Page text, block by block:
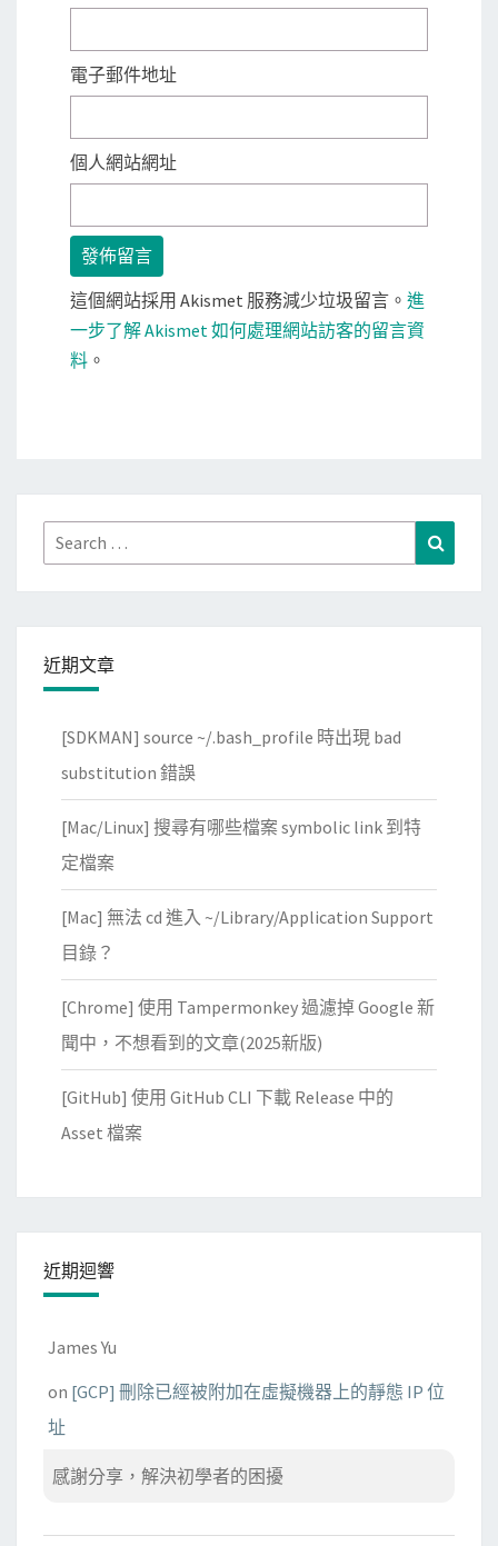
電子郵件地址
個人網站網址
這個網站採用 Akismet 服務減少垃圾留言。 進
一步了解 Akismet 如何處理網站訪客的留言資
料 。
Search
for:
近期文章
[SDKMAN] source ~/.bash_profile 時出現 bad
substitution 錯誤
[Mac/Linux] 搜尋有哪些檔案 symbolic link 到特
定檔案
[Mac] 無法 cd 進入 ~/Library/Application Support
目錄？
[Chrome] 使用 Tampermonkey 過濾掉 Google 新
聞中，不想看到的文章(2025新版)
[GitHub] 使用 GitHub CLI 下載 Release 中的
Asset 檔案
近期迴響
James Yu
on [GCP] 刪除已經被附加在虛擬機器上的靜態 IP 位
址
感謝分享，解決初學者的困擾